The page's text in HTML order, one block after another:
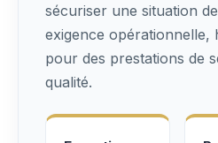
sécuriser une situation
exigence opérationnelle,
pour des prestations de
qualité.